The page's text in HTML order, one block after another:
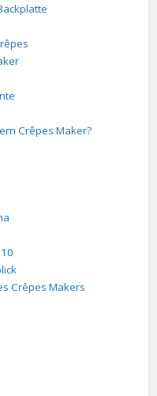
Crêpes Maker?
Crêpes Makers